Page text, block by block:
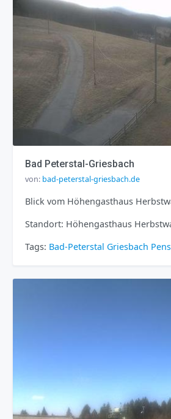
Bad Peterstal-Griesbach
von: bad-peterstal-griesbach.de
Blick vom Höhengasthaus
Standort: Höhengasthaus
Tags: Bad-Peterstal Griesbach